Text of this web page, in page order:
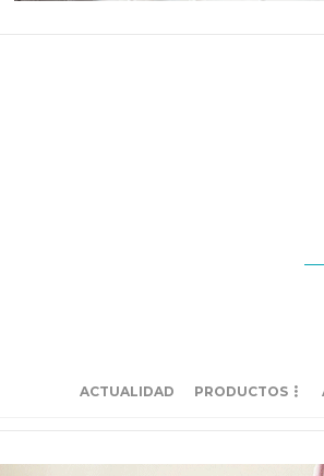
ACTUALIDAD PRODUCTOS